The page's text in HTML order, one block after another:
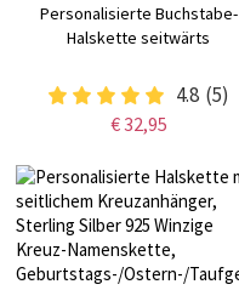
Personalisierte Buchstabe-
Halskette seitwärts
4.8 (5)
€ 32,95